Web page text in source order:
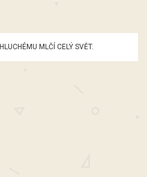
HLUCHÉMU MLČÍ CELÝ SVĚT.